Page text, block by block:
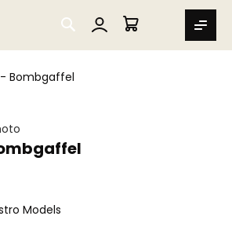
SEARCH
MIN VARUKORG
- Bombgaffel
Models